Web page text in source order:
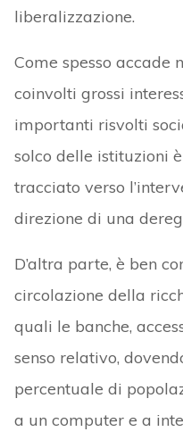
liberalizzazione.
Come spesso accade
coinvolti grossi
importanti risvolti
solco delle istituzioni
tracciato verso
direzione di una
D’altra parte, è ben
circolazione della
quali le banche,
senso relativo,
percentuale di
a un computer e a